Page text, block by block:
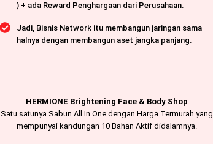
) + ada Reward Penghargaan dari Perusahaan.
Jadi, Bisnis Network itu membangun jaringan sama
halnya dengan membangun aset jangka panjang.
HERMIONE Brightening Face & Body Shop
Satu satunya Sabun All In One dengan Harga Termurah yang
mempunyai kandungan 10 Bahan Aktif didalamnya.